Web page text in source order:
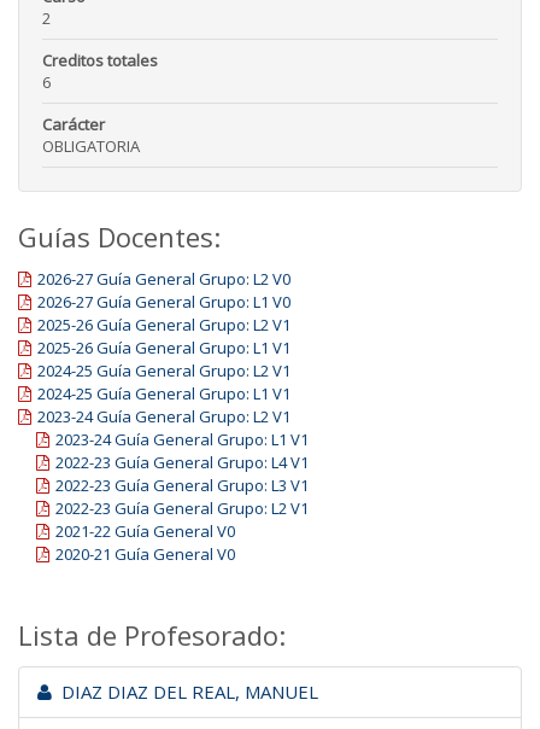
2
Creditos totales
6
Carácter
OBLIGATORIA
Guías Docentes:
2026-27 Guía General Grupo: L2 V0
2026-27 Guía General Grupo: L1 V0
2025-26 Guía General Grupo: L2 V1
2025-26 Guía General Grupo: L1 V1
2024-25 Guía General Grupo: L2 V1
2024-25 Guía General Grupo: L1 V1
2023-24 Guía General Grupo: L2 V1
2023-24 Guía General Grupo: L1 V1
2022-23 Guía General Grupo: L4 V1
2022-23 Guía General Grupo: L3 V1
2022-23 Guía General Grupo: L2 V1
2021-22 Guía General V0
2020-21 Guía General V0
Lista de Profesorado:
DIAZ DIAZ DEL REAL, MANUEL